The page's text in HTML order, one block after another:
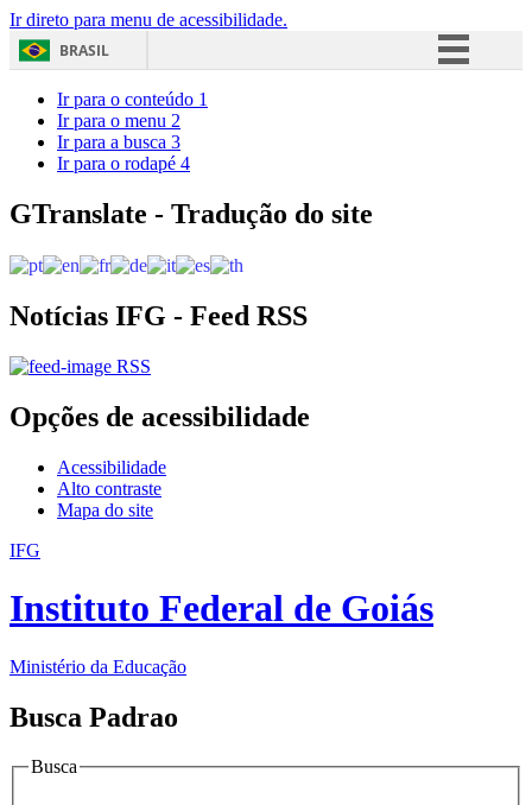
Ir direto para menu de acessibilidade.
BRASIL
Acesso à informação
Ir para o conteúdo 1
Ir para o menu 2
Ir para a busca 3
Ir para o rodapé 4
GTranslate - Tradução do site
Notícias IFG - Feed RSS
RSS
Opções de acessibilidade
Acessibilidade
Alto contraste
Mapa do site
IFG
Instituto Federal de Goiás
Ministério da Educação
Busca Padrao
Busca